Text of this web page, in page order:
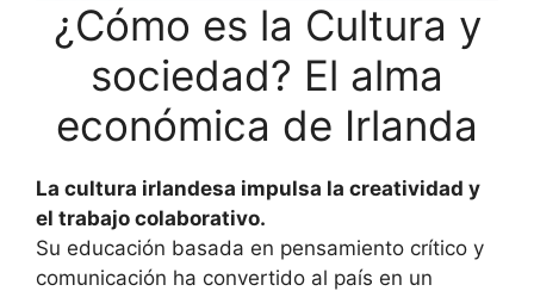
¿Cómo es la Cultura y
sociedad? El alma
económica de Irlanda
La cultura irlandesa impulsa la creatividad y
el trabajo colaborativo.
Su educación basada en pensamiento crítico y
comunicación ha convertido al país en un